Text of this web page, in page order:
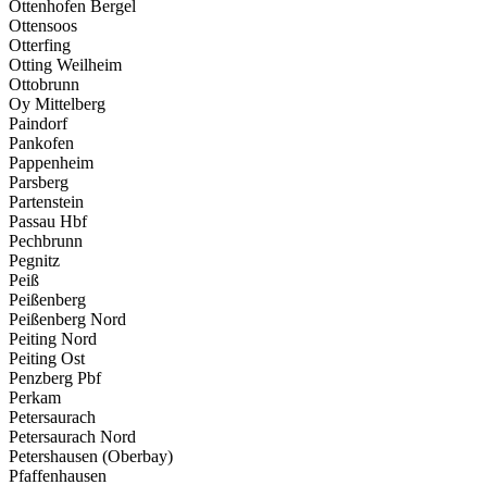
Ottenhofen Bergel
Ottensoos
Otterfing
Otting Weilheim
Ottobrunn
Oy Mittelberg
Paindorf
Pankofen
Pappenheim
Parsberg
Partenstein
Passau Hbf
Pechbrunn
Pegnitz
Peiß
Peißenberg
Peißenberg Nord
Peiting Nord
Peiting Ost
Penzberg Pbf
Perkam
Petersaurach
Petersaurach Nord
Petershausen (Oberbay)
Pfaffenhausen